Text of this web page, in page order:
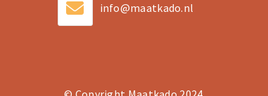
info@maatkado.nl